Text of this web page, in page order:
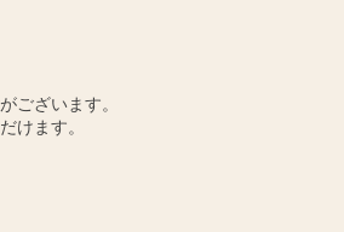
ございます。
けます。